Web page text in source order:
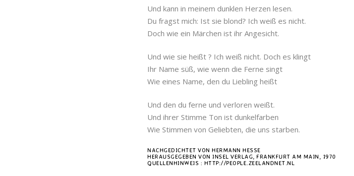
Und kann in meinem dunklen Herzen lesen.
Du fragst mich: Ist sie blond? Ich weiß es nicht.
Doch wie ein Märchen ist ihr Angesicht.
Und wie sie heißt ? Ich weiß nicht. Doch es klingt
Ihr Name süß, wie wenn die Ferne singt
Wie eines Name, den du Liebling heißt
Und den du ferne und verloren weißt.
Und ihrer Stimme Ton ist dunkelfarben
Wie Stimmen von Geliebten, die uns starben.
NACHGEDICHTET VON HERMANN HESSE
HERAUSGEGEBEN VON INSEL VERLAG, FRANKFURT AM MAIN, 1970
QUELLENHINWEIS : HTTP://PEOPLE.ZEELANDNET.NL